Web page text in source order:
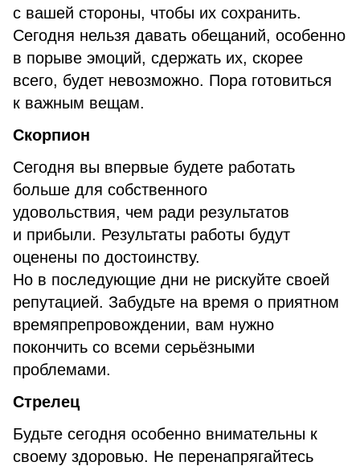
с вашей стороны, чтобы их сохранить.
Сегодня нельзя давать обещаний, особенно
в порыве эмоций, сдержать их, скорее
всего, будет невозможно. Пора готовиться
к важным вещам.
Скорпион
Сегодня вы впервые будете работать
больше для собственного
удовольствия, чем ради результатов
и прибыли. Результаты работы будут
оценены по достоинству.
Но в последующие дни не рискуйте своей
репутацией. Забудьте на время о приятном
времяпрепровождении, вам нужно
покончить со всеми серьёзными
проблемами.
Стрелец
Будьте сегодня особенно внимательны к
своему здоровью. Не перенапрягайтесь